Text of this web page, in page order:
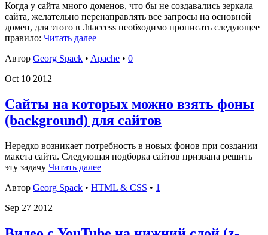
Когда у сайта много доменов, что бы не создавались зеркала
сайта, желательно перенаправлять все запросы на основной
домен, для этого в .htaccess необходимо прописать следующее
правило: Читать далее
Автор Georg Spack • Apache • 0
Oct 10 2012
Сайты на которых можно взять фоны
(background) для сайтов
Нередко возникает потребность в новых фонов при создании
макета сайта. Следующая подборка сайтов призвана решить
эту задачу Читать далее
Автор Georg Spack • HTML & CSS • 1
Sep 27 2012